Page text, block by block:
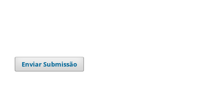
Enviar Submissão